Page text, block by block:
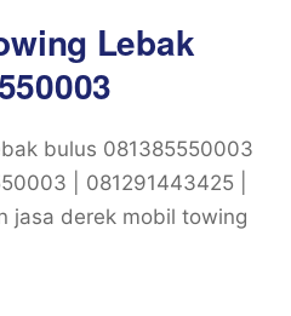
Lebak
bulus 081385550003
| 081291443425 |
jasa derek mobil towing